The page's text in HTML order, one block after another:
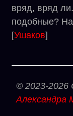
вряд, вряд
подобные?
[Ушаков]
© 2023-2026
Александра